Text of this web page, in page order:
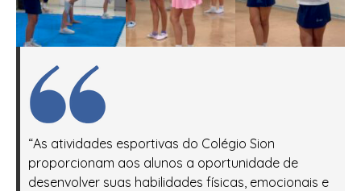
“As atividades esportivas do Colégio Sion
proporcionam aos alunos a oportunidade de
desenvolver suas habilidades físicas, emocionais e